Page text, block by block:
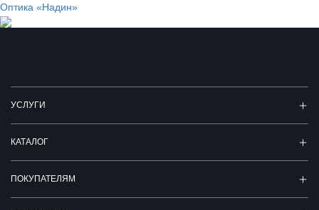
Оптика «Надин»
УСЛУГИ
КАТАЛОГ
ПОКУПАТЕЛЯМ